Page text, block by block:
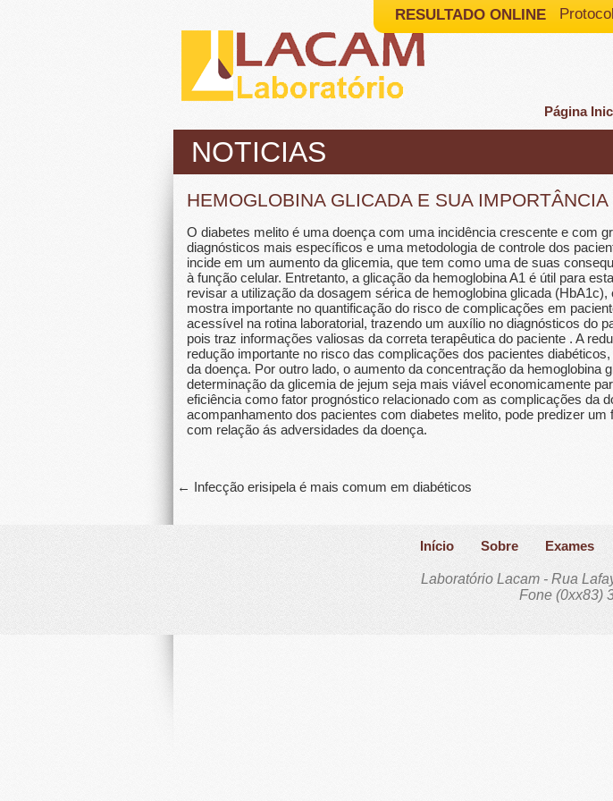
RESULTADO ONLINE
Página
NOTICIAS
HEMOGLOBINA GLICADA E SUA
O diabetes melito é uma doença com uma incidência crescente e com
diagnósticos mais específicos e uma metodologia de controle dos
incide em um aumento da glicemia, que tem como uma de suas
à função celular. Entretanto, a glicação da hemoglobina A1 é útil para
revisar a utilização da dosagem sérica de hemoglobina glicada
mostra importante no quantificação do risco de complicações em
acessível na rotina laboratorial, trazendo um auxílio no diagnósticos do
pois traz informações valiosas da correta terapêutica do paciente . A
redução importante no risco das complicações dos pacientes
da doença. Por outro lado, o aumento da concentração da
determinação da glicemia de jejum seja mais viável economicamente
eficiência como fator prognóstico relacionado com as complicações da
acompanhamento dos pacientes com diabetes melito, pode predizer
com relação ás adversidades da doença.
← Infecção erisipela é mais comum em diabéticos
Início Sobre Exames
Laboratório Lacam - Rua
Fone (0xx83)